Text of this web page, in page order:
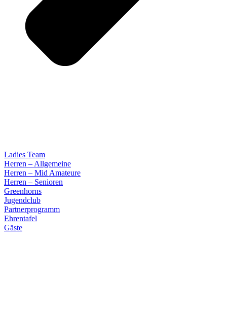
Ladies Team
Herren – Allgemeine
Herren – Mid Amateure
Herren – Senioren
Greenhorns
Jugendclub
Partnerprogramm
Ehrentafel
Gäste